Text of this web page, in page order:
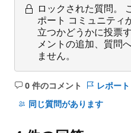
ロックされた質問。
ポート コミュニティ
立つかどうかに投票
メントの追加、質問
ません。
0 件のコメント
コ
メ
レポート
同じ質問があります